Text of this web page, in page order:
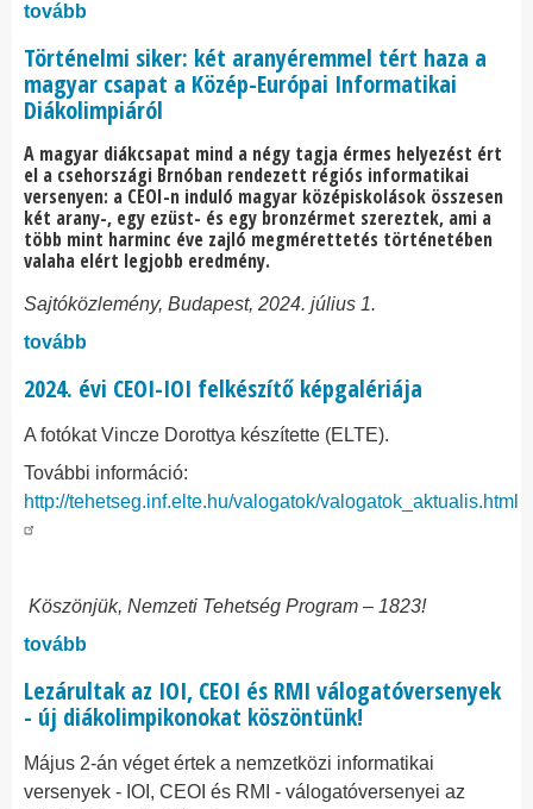
tovább
Történelmi siker: két aranyéremmel tért haza a
magyar csapat a Közép-Európai Informatikai
Diákolimpiáról
A magyar diákcsapat mind a négy tagja érmes helyezést ért
el a csehországi Brnóban rendezett régiós informatikai
versenyen: a CEOI-n induló magyar középiskolások összesen
két arany-, egy ezüst- és egy bronzérmet szereztek, ami a
több mint harminc éve zajló megmérettetés történetében
valaha elért legjobb eredmény.
Sajtóközlemény, Budapest, 2024. július 1.
tovább
2024. évi CEOI-IOI felkészítő képgalériája
A fotókat Vincze Dorottya készítette (ELTE).
További információ:
http://tehetseg.inf.elte.hu/valogatok/valogatok_aktualis.html
Köszönjük, Nemzeti Tehetség Program – 1823!
tovább
Lezárultak az IOI, CEOI és RMI válogatóversenyek
- új diákolimpikonokat köszöntünk!
Május 2-án véget értek a nemzetközi informatikai
versenyek - IOI, CEOI és RMI - válogatóversenyei az